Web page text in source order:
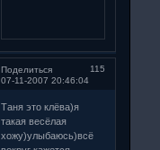
Поделиться
115
07-11-2007 20:46:04
Таня это клёва)я
такая весёлая
хожу)улыбаюсь)всё